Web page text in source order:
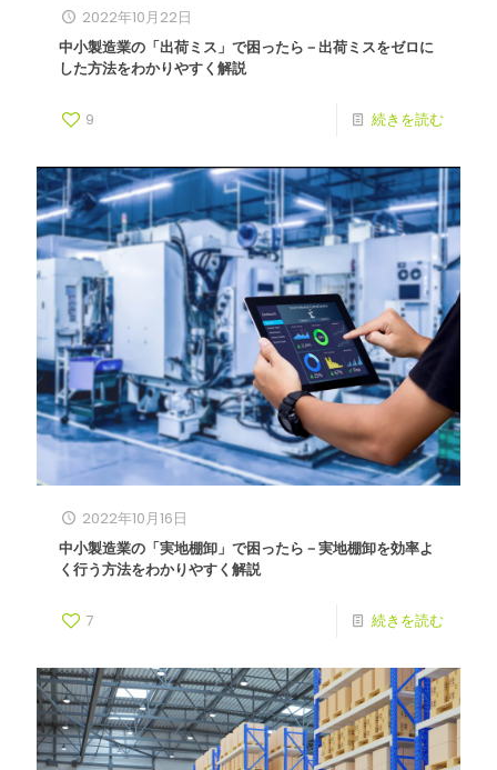
2022年10月22日
中小製造業の「出荷ミス」で困ったら－出荷ミスをゼロに
した方法をわかりやすく解説
9 続きを読む
2022年10月16日
中小製造業の「実地棚卸」で困ったら－実地棚卸を効率よ
く行う方法をわかりやすく解説
7 続きを読む